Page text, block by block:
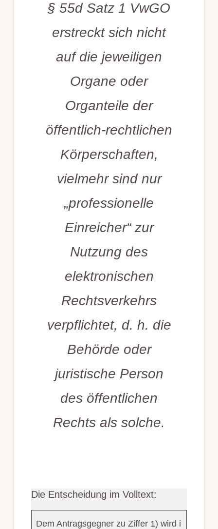
§ 55d Satz 1 VwGO
erstreckt sich nicht
auf die jeweiligen
Organe oder
Organteile der
öffentlich-rechtlichen
Körperschaften,
vielmehr sind nur
„professionelle
Einreicher“ zur
Nutzung des
elektronischen
Rechtsverkehrs
verpflichtet, d. h. die
Behörde oder
juristische Person
des öffentlichen
Rechts als solche.
Die Entscheidung im Volltext:
Dem Antragsgegner zu Ziffer 1) wird i